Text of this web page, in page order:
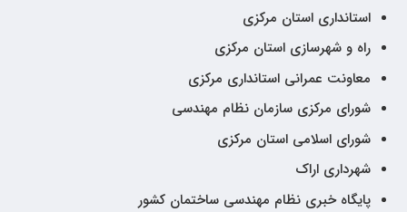
استانداری استان مرکزی
راه و شهرسازی استان مرکزی
معاونت عمرانی استانداری مرکزی
شورای مرکزی سازمان نظام مهندسی
شورای اسلامی استان مرکزی
شهرداری اراک
پایگاه خبری نظام مهندسی ساختمان کشور